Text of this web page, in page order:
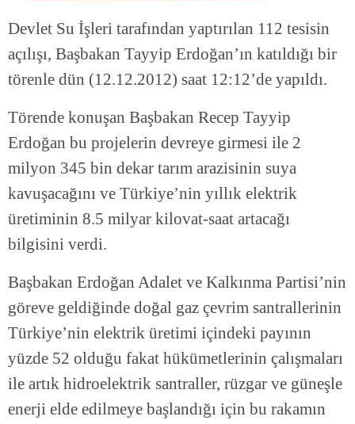
Devlet Su İşleri tarafından yaptırılan 112 tesisin
açılışı, Başbakan Tayyip Erdoğan’ın katıldığı bir
törenle dün (12.12.2012) saat 12:12’de yapıldı.
Törende konuşan Başbakan Recep Tayyip
Erdoğan bu projelerin devreye girmesi ile 2
milyon 345 bin dekar tarım arazisinin suya
kavuşacağını ve Türkiye’nin yıllık elektrik
üretiminin 8.5 milyar kilovat-saat artacağı
bilgisini verdi.
Başbakan Erdoğan Adalet ve Kalkınma Partisi’nin
göreve geldiğinde doğal gaz çevrim santrallerinin
Türkiye’nin elektrik üretimi içindeki payının
yüzde 52 olduğu fakat hükümetlerinin çalışmaları
ile artık hidroelektrik santraller, rüzgar ve güneşle
enerji elde edilmeye başlandığı için bu rakamın